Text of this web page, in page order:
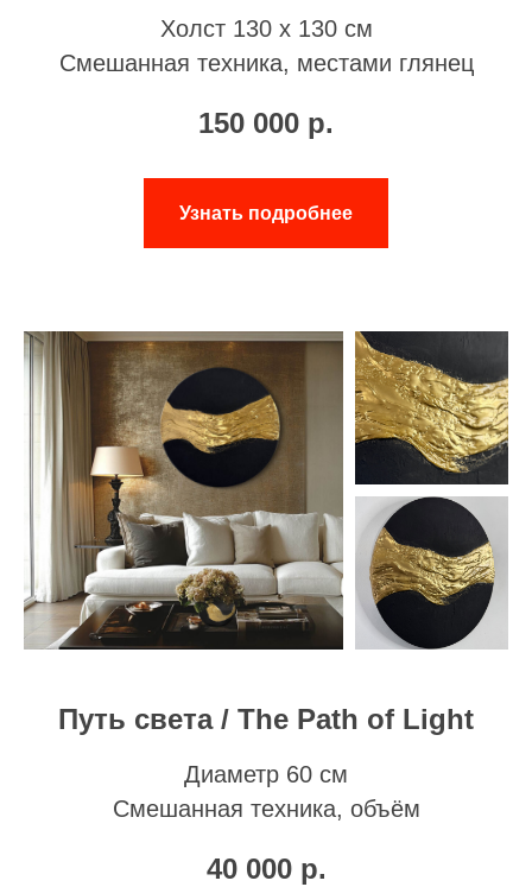
Холст 130 х 130 см
Смешанная техника, местами глянец
150 000 р.
Узнать подробнее
Путь света / The Path of Light
Диаметр 60 см
Смешанная техника, объём
40 000 р.